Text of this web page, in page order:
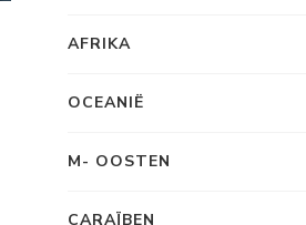
AFRIKA
OCEANIË
M- OOSTEN
CARAÏBEN